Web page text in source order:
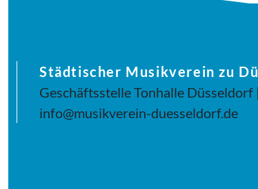
Städtischer Musikverein zu
Geschäftsstelle Tonhalle
info@musikverein-duesseldorf.de